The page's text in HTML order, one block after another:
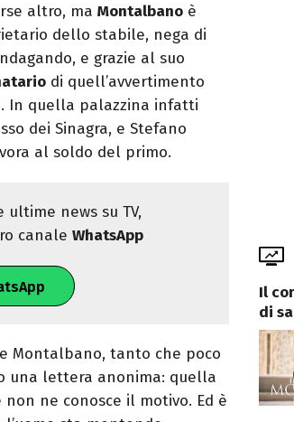
altro, ma Montalbano è
dello stabile, nega di
e grazie al suo
di quell’avvertimento
In quella palazzina infatti
dei Sinagra, e Stefano
al soldo del primo.
news su TV,
canaleWhatsApp
Montalbano, tanto che poco
una lettera anonima: quella
ne conosce il motivo. Ed è
Il
di